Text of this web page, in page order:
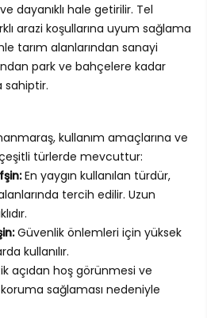
dayanıklı hale getirilir. Tel
arazi koşullarına uyum sağlama
tarım alanlarından sanayi
park ve bahçelere kadar
sahiptir.
kullanım amaçlarına ve
türlerde mevcuttur:
En yaygın kullanılan türdür,
tercih edilir. Uzun
Güvenlik önlemleri için yüksek
kullanılır.
açıdan hoş görünmesi ve
sağlaması nedeniyle